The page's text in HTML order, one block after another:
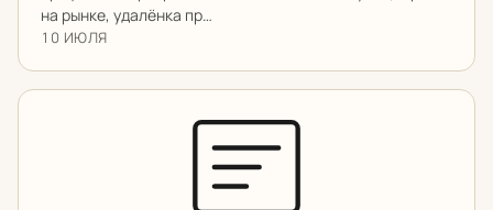
на рынке, удалёнка пр…
10 ИЮЛЯ